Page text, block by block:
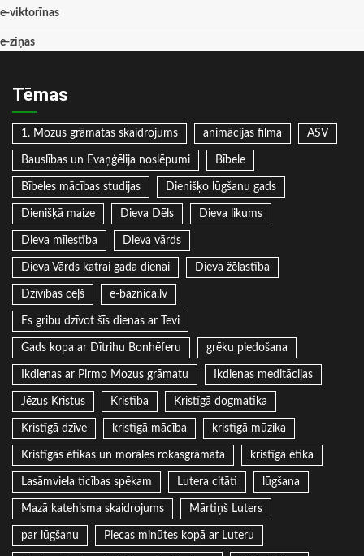
e-viktorīnas
e-ziņas
Tēmas
1. Mozus grāmatas skaidrojums animācijas filma ASV
Bauslības un Evaņģēlija noslēpumi Bībele
Bībeles mācības studijas Dienišķo lūgšanu gads
Dienišķā maize Dieva Dēls Dieva likums
Dieva mīlestība Dieva vārds
Dieva Vārds katrai gada dienai Dieva žēlastība
Dzīvības ceļš e-baznica.lv
Es gribu dzīvot šīs dienas ar Tevi
Gads kopa ar Dītrihu Bonhēferu grēku piedošana
Ikdienas ar Pirmo Mozus grāmatu Ikdienas meditācijas
Jēzus Kristus Kristība Kristīgā dogmatika
Kristīgā dzīve kristīgā mācība kristīgā mūzika
Kristīgās ētikas un morāles rokasgrāmata kristīgā ētika
Lasāmviela ticības spēkam Lutera citāti lūgšana
Mazā katehisma skaidrojums Mārtiņš Luters
par lūgšanu Piecas minūtes kopā ar Luteru